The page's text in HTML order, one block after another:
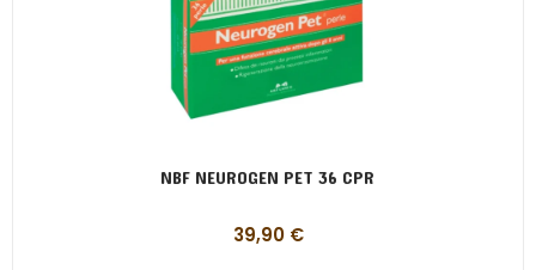
NBF NEUROGEN PET 36 CPR
39,90 €